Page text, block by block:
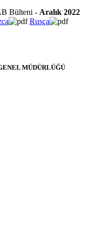
Bülteni - Aralık 2022
Rusça
MÜDÜRLÜĞÜ